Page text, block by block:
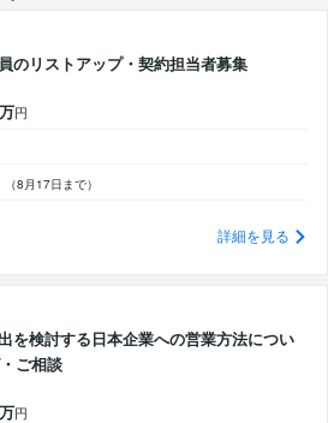
のリストアップ・契約担当者募集
円
（8月17日まで）
詳細を見る
を検討する日本企業への営業方法につい
ご相談
円